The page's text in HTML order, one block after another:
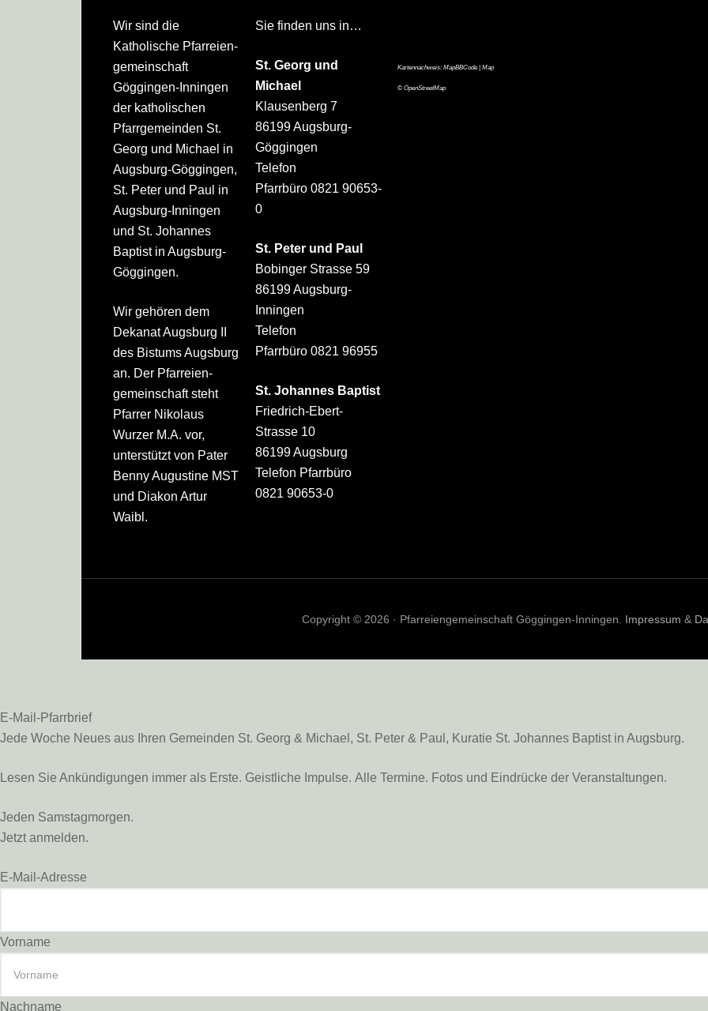
Footer
Wir sind die
Katholische Pfarreien­
gemeinschaft
Göggingen-Inningen
der katholischen
Pfarrgemeinden St.
Georg und Michael in
Augsburg-Göggingen,
St. Peter und Paul in
Augsburg-Inningen
und St. Johannes
Baptist in Augsburg-
Göggingen.
Wir gehören dem
Dekanat Augsburg II
des Bistums Augsburg
an. Der Pfarreien­
gemeinschaft steht
Pfarrer Nikolaus
Wurzer M.A. vor,
unterstützt von Pater
Benny Augustine MST
und Diakon Artur
Waibl.
Sie finden uns in…
St. Georg und
Michael
Klausenberg 7
86199 Augsburg-
Göggingen
Telefon
Pfarrbüro 0821 90653-
0
St. Peter und Paul
Bobinger Strasse 59
86199 Augsburg-
Inningen
Telefon
Pfarrbüro 0821 96955
St. Johannes Baptist
Friedrich-Ebert-
Strasse 10
86199 Augsburg
Telefon Pfarrbüro
0821 90653-0
Kartennachweis: MapBBCode| Map
© OpenStreetMap
Copyright © 2026 · Pfarreiengemeinschaft Göggingen-Inningen. Impressum &
E-Mail-Pfarrbrief
Jede Woche Neues aus Ihren Gemeinden St. Georg & Michael, St. Peter & Paul, Kuratie St. Johannes Baptist in Augsburg.
Lesen Sie Ankündigungen immer als Erste. Geistliche Impulse. Alle Termine. Fotos und Eindrücke der Veranstaltungen.
Jeden Samstagmorgen.
Jetzt anmelden.
E-Mail-Adresse
Vorname
Nachname